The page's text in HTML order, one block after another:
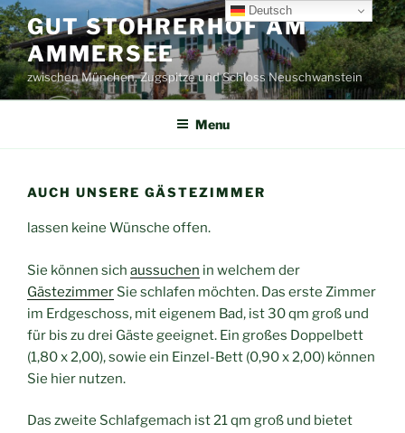
Skip
to
content
GUT STOHRERHOF AM
AMMERSEE
zwischen München, Zugspitze und Schloss Neuschwanstein
Menu
AUCH UNSERE GÄSTEZIMMER
lassen keine Wünsche offen.
Sie können sich aussuchen in welchem der
Gästezimmer Sie schlafen möchten. Das erste Zimmer
im Erdgeschoss, mit eigenem Bad, ist 30 qm groß und
für bis zu drei Gäste geeignet. Ein großes Doppelbett
(1,80 x 2,00), sowie ein Einzel-Bett (0,90 x 2,00) können
Sie hier nutzen.
Das zweite Schlafgemach ist 21 qm groß und bietet
Deutsch